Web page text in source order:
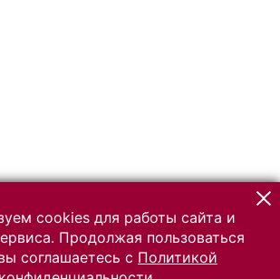
cookies для работы сайта и
Продолжая пользоваться
соглашаетесь с Политикой